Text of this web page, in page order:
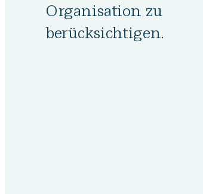
Organisation zu
berücksichtigen.